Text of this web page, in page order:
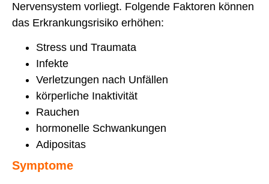
Nervensystem vorliegt. Folgende Faktoren können
das Erkrankungsrisiko erhöhen:
Stress und Traumata
Infekte
Verletzungen nach Unfällen
körperliche Inaktivität
Rauchen
hormonelle Schwankungen
Adipositas
Symptome